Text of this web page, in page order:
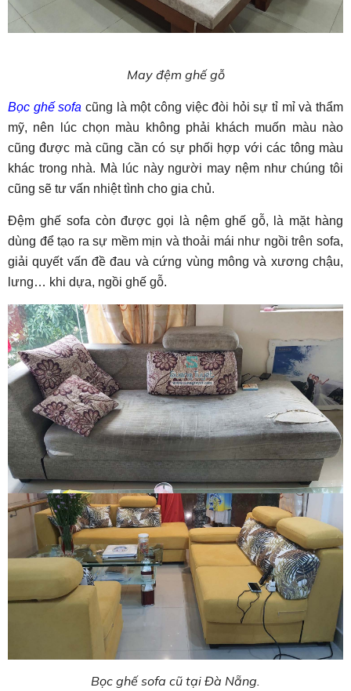
May đệm ghế gỗ
Bọc ghế sofa cũng là một công việc đòi hỏi sự tỉ mỉ và thẩm
mỹ, nên lúc chọn màu không phải khách muốn màu nào
cũng được mà cũng cần có sự phối hợp với các tông màu
khác trong nhà. Mà lúc này người may nệm như chúng tôi
cũng sẽ tư vấn nhiệt tình cho gia chủ.
Đệm ghế sofa còn được gọi là nệm ghế gỗ, là mặt hàng
dùng để tạo ra sự mềm mịn và thoải mái như ngồi trên sofa,
giải quyết vấn đề đau và cứng vùng mông và xương chậu,
lưng… khi dựa, ngồi ghế gỗ.
Bọc ghế sofa cũ tại Đà Nẵng.